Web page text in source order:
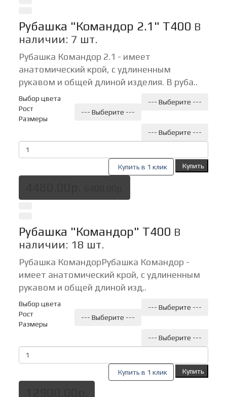
Рубашка "Командор 2.1" Т400 В
наличии: 7 шт.
Рубашка Командор 2.1 - имеет
анатомический крой, с удлиненным
рукавом и общей длиной изделия. В руба..
Выбор цвета
--- Выберите ---
Рост
--- Выберите ---
Размеры
--- Выберите ---
Купить в 1 клик Купить
Рубашка "Командор" Т400 В
наличии: 18 шт.
Рубашка КомандорРубашка Командор -
имеет анатомический крой, с удлиненным
рукавом и общей длиной изд..
Выбор цвета
--- Выберите ---
Рост
--- Выберите ---
Размеры
--- Выберите ---
Купить в 1 клик Купить